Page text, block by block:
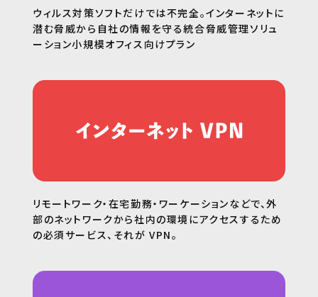
ウィルス対策ソフトだけでは不完全。インターネットに
潜む脅威から自社の情報を守る統合脅威管理ソリュ
ーション小規模オフィス向けプラン
リモートワーク・在宅勤務・ワーケーションなどで、外
部のネットワークから社内の環境にアクセスするため
の必須サービス、それが VPN。